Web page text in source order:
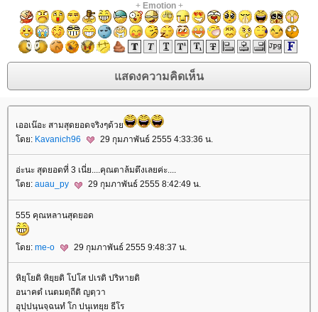
+ Emotion+
เออเน๊อะ สามสุดยอดจริงๆด้ว
ดย: Kavanich96 29 กุมภาพันธ์ 2555 4:33:36 น.
อ่ะนะ สุดยอดที่ 3 เนี่ย....คุณตาล้มตึงเลยค่ะ....
ดย: auau_py 29 กุมภาพันธ์ 2555 8:42:49 น.
555 คุณหลานสุดยอด
ดย: me-o 29 กุมภาพันธ์ 2555 9:48:37 น.
หิยฺโยติ หิยฺยติ โปโส ปเรติ ปริหายติ
อนาคตํ เนตมตฺถีติ ญตฺวา
อุปฺปนฺนจฺฉนทํ โก ปนุเทยฺย ธีโร